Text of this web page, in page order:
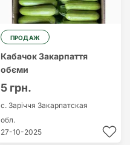
ПРОДАЖ
Кабачок Закарпаття
обєми
5 грн.
с. Заріччя Закарпатская
обл.
27-10-2025